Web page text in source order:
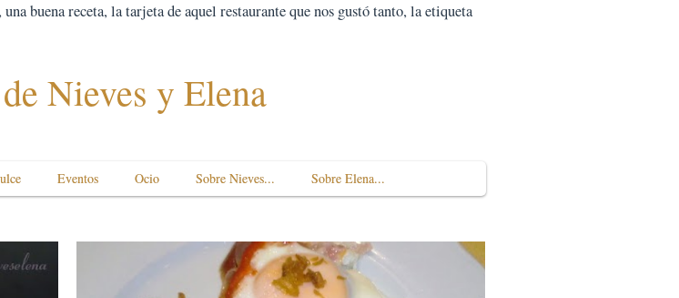
buena receta, la tarjeta de aquel restaurante que nos gustó tanto, la etiqueta
Nieves y Elena
Eventos Ocio Sobre Nieves... Sobre Elena...